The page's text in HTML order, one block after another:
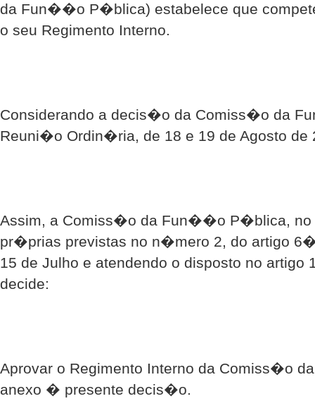
da Fun��o P�blica) estabelece que
o seu Regimento Interno.
Considerando a decis�o da Comiss�o da
Reuni�o Ordin�ria, de 18 e 19 de Agosto de
Assim, a Comiss�o da Fun��o P�blica, no
pr�prias previstas no n�mero 2, do artigo
15 de Julho e atendendo o disposto no artigo
decide:
Aprovar o Regimento Interno da Comiss�o
anexo � presente decis�o.